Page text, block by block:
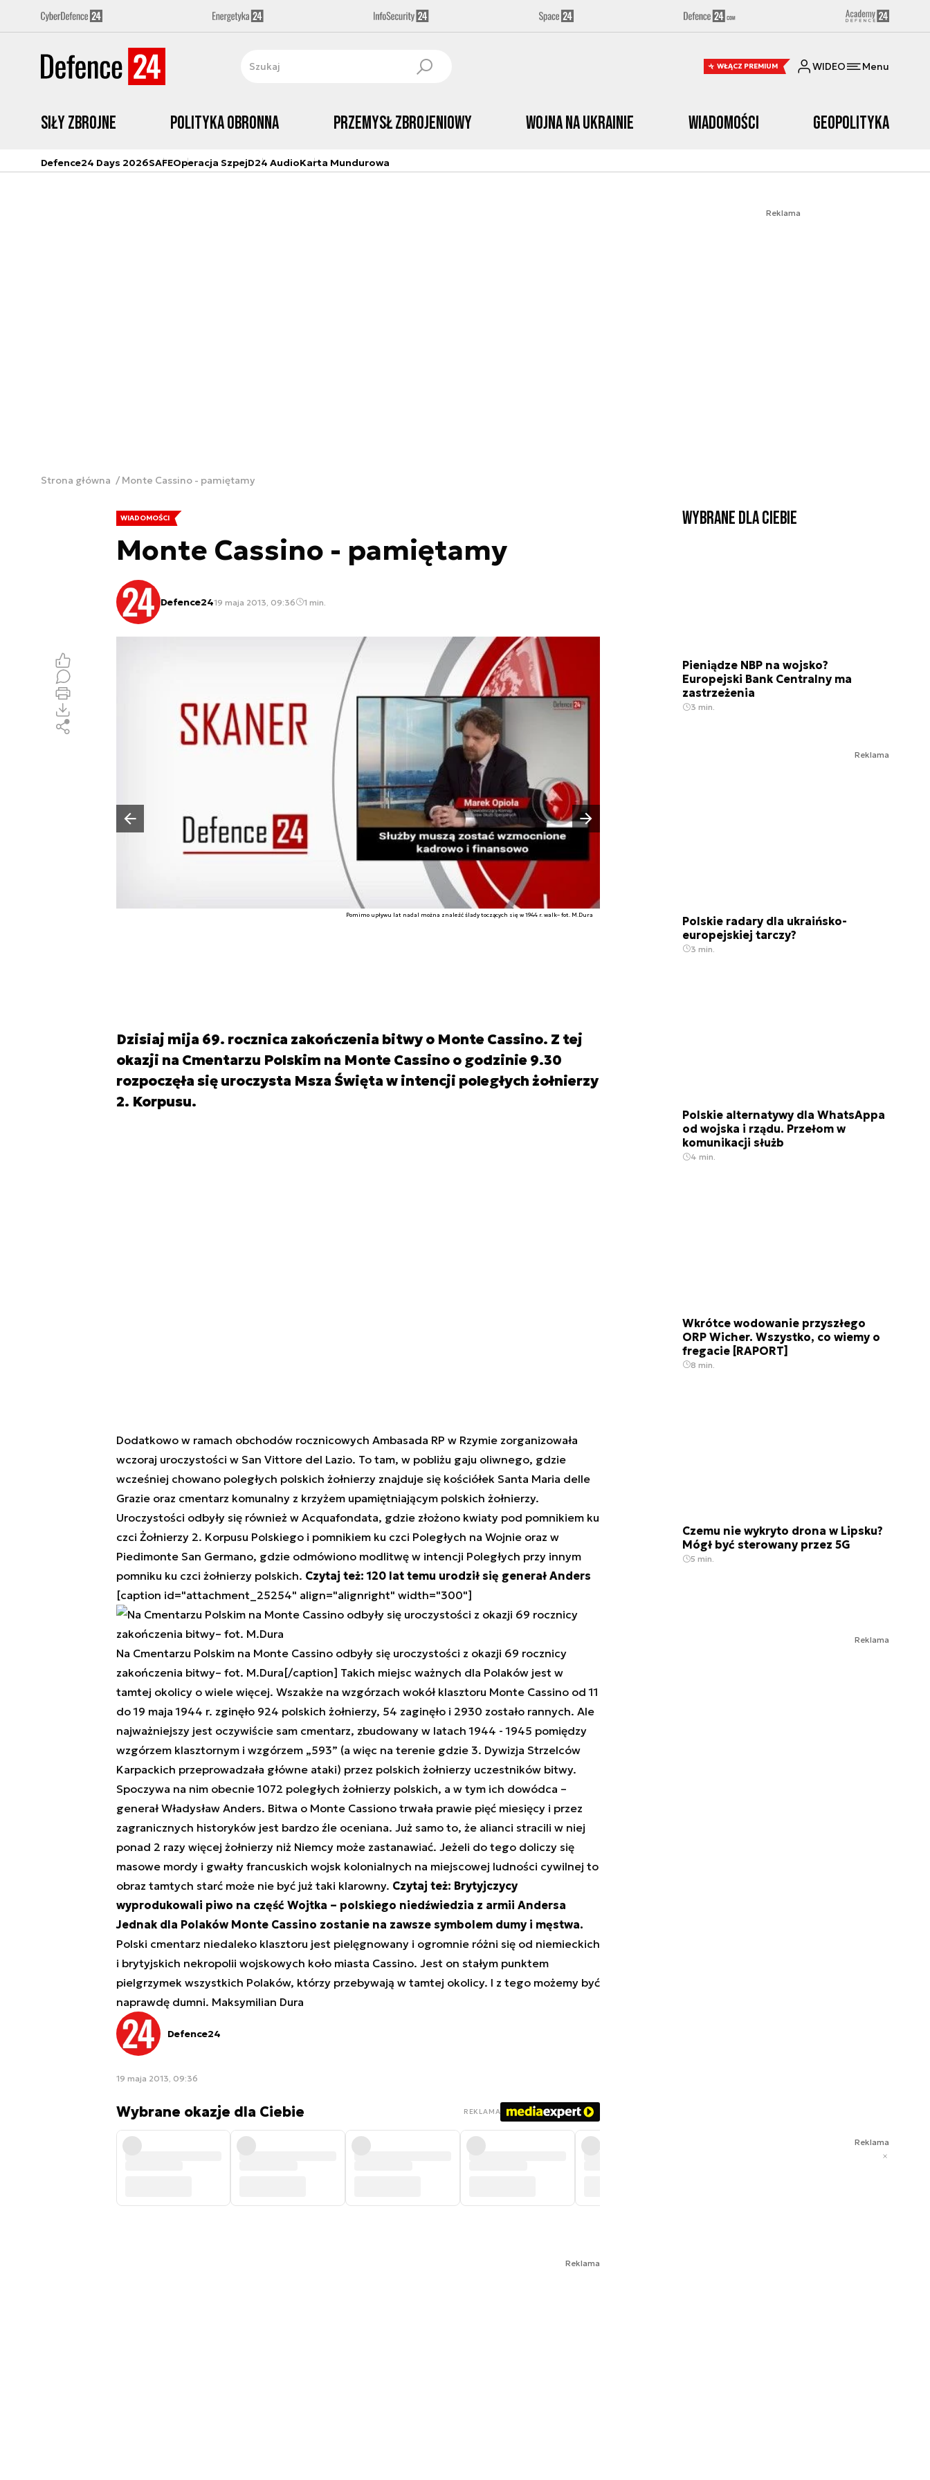
WŁĄCZ PREMIUM WIDEO Menu
Siły zbrojne Polityka obronna Przemysł Zbrojeniowy Wojna na Ukrainie Wiadomości Geopolityka
Defence24 Days 2026SAFEOperacja SzpejD24 AudioKarta Mundurowa
Reklama
Strona główna Monte Cassino - pamiętamy
WIADOMOŚCI
Monte Cassino - pamiętamy
Defence2419 maja 2013, 09:36 1 min.
Pomimo upływu lat nadal można znaleźć ślady toczących się w 1944 r. walk– fot. M.Dura
Poprzedni slajd
Następny slajd
Dzisiaj mija 69. rocznica zakończenia bitwy o Monte Cassino. Z tej
okazji na Cmentarzu Polskim na Monte Cassino o godzinie 9.30
rozpoczęła się uroczysta Msza Święta w intencji poległych żołnierzy
2. Korpusu.
Dodatkowo w ramach obchodów rocznicowych Ambasada RP w Rzymie zorganizowała
wczoraj uroczystości w San Vittore del Lazio. To tam, w pobliżu gaju oliwnego, gdzie
wcześniej chowano poległych polskich żołnierzy znajduje się kościółek Santa Maria delle
Grazie oraz cmentarz komunalny z krzyżem upamiętniającym polskich żołnierzy.
Uroczystości odbyły się również w Acquafondata, gdzie złożono kwiaty pod pomnikiem ku
czci Żołnierzy 2. Korpusu Polskiego i pomnikiem ku czci Poległych na Wojnie oraz w
Piedimonte San Germano, gdzie odmówiono modlitwę w intencji Poległych przy innym
pomniku ku czci żołnierzy polskich. Czytaj też: 120 lat temu urodził się generał Anders
[caption id="attachment_25254" align="alignright" width="300"]
Na Cmentarzu Polskim na Monte Cassino odbyły się uroczystości z okazji 69 rocznicy
zakończenia bitwy– fot. M.Dura[/caption] Takich miejsc ważnych dla Polaków jest w
tamtej okolicy o wiele więcej. Wszakże na wzgórzach wokół klasztoru Monte Cassino od 11
do 19 maja 1944 r. zginęło 924 polskich żołnierzy, 54 zaginęło i 2930 zostało rannych. Ale
najważniejszy jest oczywiście sam cmentarz, zbudowany w latach 1944 - 1945 pomiędzy
wzgórzem klasztornym i wzgórzem „593” (a więc na terenie gdzie 3. Dywizja Strzelców
Karpackich przeprowadzała główne ataki) przez polskich żołnierzy uczestników bitwy.
Spoczywa na nim obecnie 1072 poległych żołnierzy polskich, a w tym ich dowódca –
generał Władysław Anders. Bitwa o Monte Cassiono trwała prawie pięć miesięcy i przez
zagranicznych historyków jest bardzo źle oceniana. Już samo to, że alianci stracili w niej
ponad 2 razy więcej żołnierzy niż Niemcy może zastanawiać. Jeżeli do tego doliczy się
masowe mordy i gwałty francuskich wojsk kolonialnych na miejscowej ludności cywilnej to
obraz tamtych starć może nie być już taki klarowny. Czytaj też: Brytyjczycy
wyprodukowali piwo na część Wojtka – polskiego niedźwiedzia z armii Andersa
Jednak dla Polaków Monte Cassino zostanie na zawsze symbolem dumy i męstwa.
Polski cmentarz niedaleko klasztoru jest pielęgnowany i ogromnie różni się od niemieckich
i brytyjskich nekropolii wojskowych koło miasta Cassino. Jest on stałym punktem
pielgrzymek wszystkich Polaków, którzy przebywają w tamtej okolicy. I z tego możemy być
naprawdę dumni. Maksymilian Dura
Defence24
19 maja 2013, 09:36
Wybrane okazje dla Ciebie REKLAMA
Reklama
Wybrane dla Ciebie
Pieniądze NBP na wojsko?
Europejski Bank Centralny ma
zastrzeżenia
3 min.
Reklama
Polskie radary dla ukraińsko-
europejskiej tarczy?
3 min.
Polskie alternatywy dla WhatsAppa
od wojska i rządu. Przełom w
komunikacji służb
4 min.
Wkrótce wodowanie przyszłego
ORP Wicher. Wszystko, co wiemy o
fregacie [RAPORT]
8 min.
Czemu nie wykryto drona w Lipsku?
Mógł być sterowany przez 5G
5 min.
Reklama
Reklama